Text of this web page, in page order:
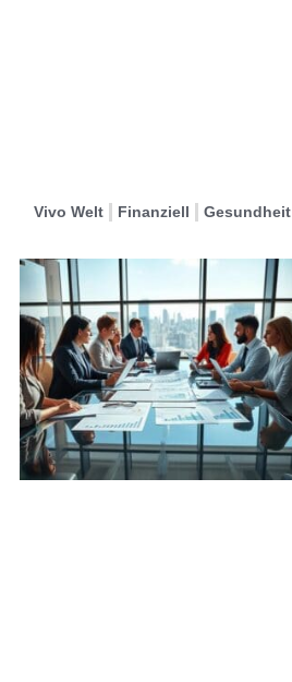
Vivo Welt Finanziell Gesundheit